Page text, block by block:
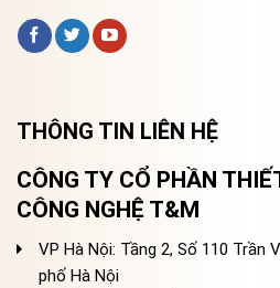
THÔNG TIN LIÊN HỆ
CÔNG TY CỔ PHẦN
CÔNG NGHỆ T&M
VP Hà Nội: Tầng 2, Số 110 Trần
phố Hà Nội